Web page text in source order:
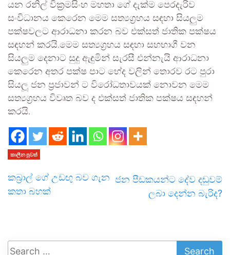
යන රනිල් වික්‍රමසිංහ මහතා ගේ දැක්ම පෙරදැරිව
සංවිධානය කෙරෙන මෙම සත්‍යග්‍රහය සඳහා සියලුම
පක්ෂවලට ආරාධනා කරන බව එක්සත් ජාතික පක්ෂය
සඳහන් කරයි.මෙම සත්‍යග්‍රහය සඳහා සහභාගී වන
සියලුම දෙනාට සුදු ඇඳුමින් සැරසී එන්නැයි ආරාධනා
කෙරෙන අතර පක්ෂ පාට භේද වලින් තොරව රට පුරා
සියලූ ජන ප්‍රජාවන් ට විරෝධතාවයක් නොවන මෙම
සත්‍යග්‍රහය විවෘත බව ද එක්සත් ජාතික පක්ෂය සඳහන්
කරයි.
කාලීන පුවත්
කබ්‍රාල් ගේ උඩඟු බව ගැන
කතා බහක්
ජන පීඩකයන්ට දේව දඬුවම්
ලබා දෙන්න බැරිද?